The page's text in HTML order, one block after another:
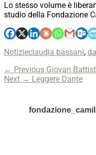
Lo stesso volume è
studio della Fondazione
Categories
NotizieTags
claudia bassani,
Navigazione
articoli
← Previous Previous
post:
Giovan
Next → Next
Leggere Dante